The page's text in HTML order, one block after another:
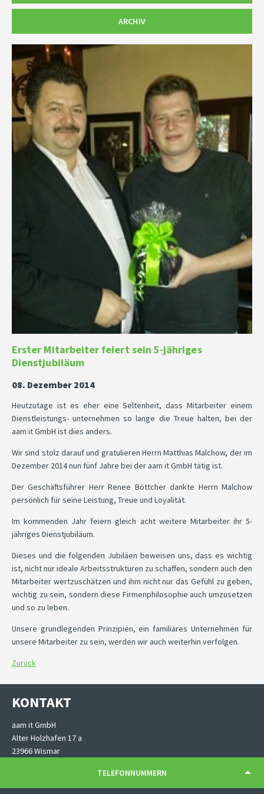
ARCHIV
Erster Mitarbeiter feiert sein 5-jähriges
Dienstjubiläum
08. Dezember 2014
Heutzutage ist es eher eine Seltenheit, dass Mitarbeiter einem
Dienstleistungs- unternehmen so lange die Treue halten, bei der
aam it GmbH ist dies anders.
Wir sind stolz darauf und gratulieren Herrn Matthias Malchow, der im
Dezember 2014 nun fünf Jahre bei der aam it GmbH tätig ist.
Der Geschäftsführer Herr Renee Böttcher dankte Herrn Malchow
persönlich für seine Leistung, Treue und Loyalität.
Im kommenden Jahr feiern gleich acht weitere Mitarbeiter ihr 5-
jähriges Dienstjubiläum.
Dieses und die folgenden Jubiläen beweisen uns, dass es wichtig
ist, nicht nur ideale Arbeitsstrukturen zu schaffen, sondern auch den
Mitarbeiter wertzuschätzen und ihm nicht nur das Gefühl zu geben,
wichtig zu sein, sondern diese Firmenphilosophie auch umzusetzen
und so zu leben.
Unsere grundlegenden Prinzipien, ein familiäres Unternehmen für
unsere Mitarbeiter zu sein, werden wir auch weiterhin verfolgen.
Zurück
KONTAKT
aam it GmbH
Alter Holzhafen 17 a
23966 Wismar
TELEFONNUMMERN